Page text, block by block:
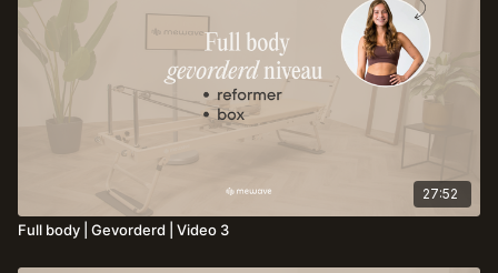
of wanneer je weinig tijd hebt, maar toch effectief wilt
trainen.
27:52
Full body | Gevorderd | Video 3